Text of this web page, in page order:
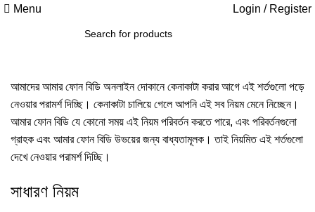
Menu Login / Register
আমাদের আমার ফোন বিডি অনলাইন দোকানে কেনাকাটা করার আগে এই শর্তগুলো পড়ে
নেওয়ার পরামর্শ দিচ্ছি। কেনাকাটা চালিয়ে গেলে আপনি এই সব নিয়ম মেনে নিচ্ছেন।
আমার ফোন বিডি যে কোনো সময় এই নিয়ম পরিবর্তন করতে পারে, এবং পরিবর্তনগুলো
গ্রাহক এবং আমার ফোন বিডি উভয়ের জন্য বাধ্যতামূলক। তাই নিয়মিত এই শর্তগুলো
দেখে নেওয়ার পরামর্শ দিচ্ছি।
সাধারণ নিয়ম